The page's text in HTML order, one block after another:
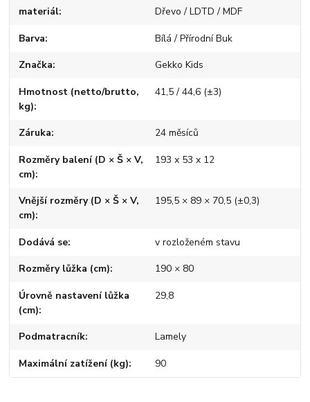
materiál Dřevo / LDTD / MDF
Barva Bílá / Přírodní Buk
Značka Gekko Kids
Hmotnost (netto/brutto,
kg)
41,5 / 44,6 (±3)
Záruka 24 měsíců
Rozměry balení (D × Š × V,
cm)
193 x 53 x 12
Vnější rozměry (D × Š × V,
cm)
195,5 × 89 × 70,5 (±0,3)
Dodává se v rozloženém stavu
Rozměry lůžka (cm) 190 × 80
Úrovně nastavení lůžka
(cm)
29,8
Podmatracník Lamely
Maximální zatížení (kg) 90